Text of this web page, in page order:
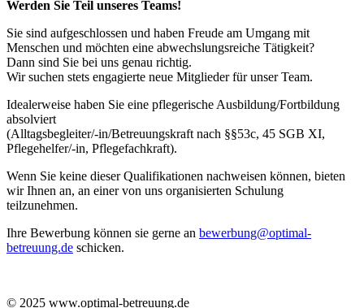
Werden Sie Teil unseres Teams!
Sie sind aufgeschlossen und haben Freude am Umgang mit
Menschen und möchten eine abwechslungsreiche Tätigkeit?
Dann sind Sie bei uns genau richtig.
Wir suchen stets engagierte neue Mitglieder für unser Team.
Idealerweise haben Sie eine pflegerische Ausbildung/Fortbildung
absolviert
(Alltagsbegleiter/-in/Betreuungskraft nach §§53c, 45 SGB XI,
Pflegehelfer/-in, Pflegefachkraft).
Wenn Sie keine dieser Qualifikationen nachweisen können, bieten
wir Ihnen an, an einer von uns organisierten Schulung
teilzunehmen.
Ihre Bewerbung können sie gerne an bewerbung@optimal-
betreuung.de schicken.
© 2025 www.optimal-betreuung.de